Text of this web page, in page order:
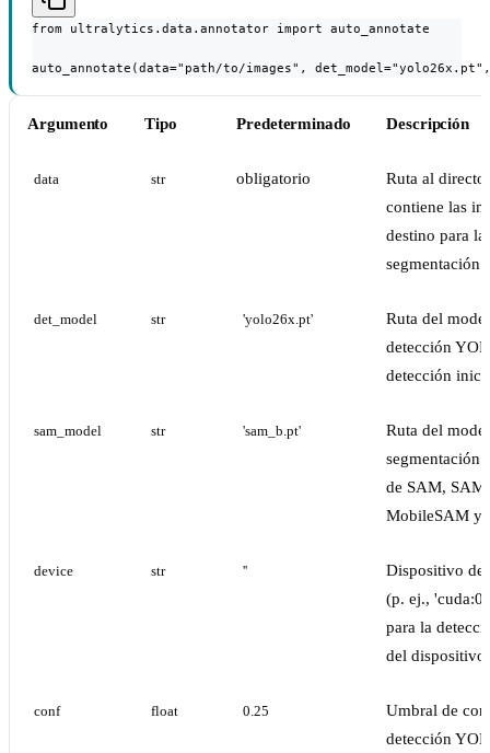
from ultralytics.data.annotator import auto_annotate
auto_annotate(data="path/to/images", det_model="yolo26x.pt",
Argumento Tipo Predeterminado Descripción
data str obligatorio
Ruta al
contiene las
destino para
segmentación.
det_model str 'yolo26x.pt'
Ruta del
detección
detección
sam_model str 'sam_b.pt'
Ruta del
segmentación
de SAM, SAM
MobileSAM y
device str ''
Dispositivo de
(p. ej.,
para la
del
conf float 0.25
Umbral de
detección